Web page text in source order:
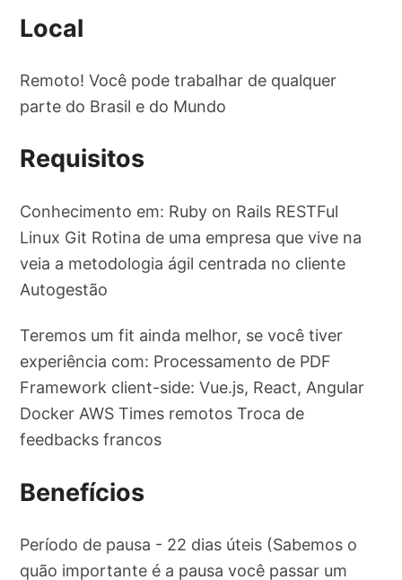
Local
Remoto! Você pode trabalhar de qualquer
parte do Brasil e do Mundo
Requisitos
Conhecimento em: Ruby on Rails RESTFul
Linux Git Rotina de uma empresa que vive na
veia a metodologia ágil centrada no cliente
Autogestão
Teremos um fit ainda melhor, se você tiver
experiência com: Processamento de PDF
Framework client-side: Vue.js, React, Angular
Docker AWS Times remotos Troca de
feedbacks francos
Benefícios
Período de pausa - 22 dias úteis (Sabemos o
quão importante é a pausa você passar um